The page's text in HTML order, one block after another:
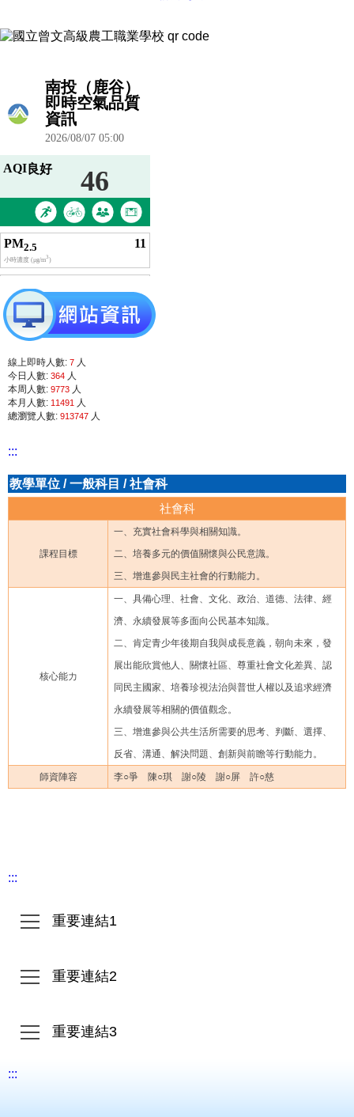
線上即時人數: 7 人
今日人數: 364 人
本周人數: 9773 人
本月人數: 11491
人
總瀏覽人數: 913747 人
:::
教學單位 /一般科目 /社會科
社會科
課程目標
一、充實社會科學與相關知識。
二、培養多元的價值關懷與公民意識。
三、增進參與民主社會的行動能力。
核心能力
一、具備心理、社會、文化、政治、道德、法律、經
濟、永續發展等多面向公民基本知識。
二、肯定青少年後期自我與成長意義，朝向未來，發
展出能欣賞他人、關懷社區、尊重社會文化差異、認
同民主國家、培養珍視法治與普世人權以及追求經濟
永續發展等相關的價值觀念。
三、增進參與公共生活所需要的思考、判斷、選擇、
反省、溝通、解決問題、創新與前瞻等行動能力。
師資陣容 李○爭 陳○琪 謝○陵 謝○屏 許○慈
:::
重要連結1
重要連結2
重要連結3
:::